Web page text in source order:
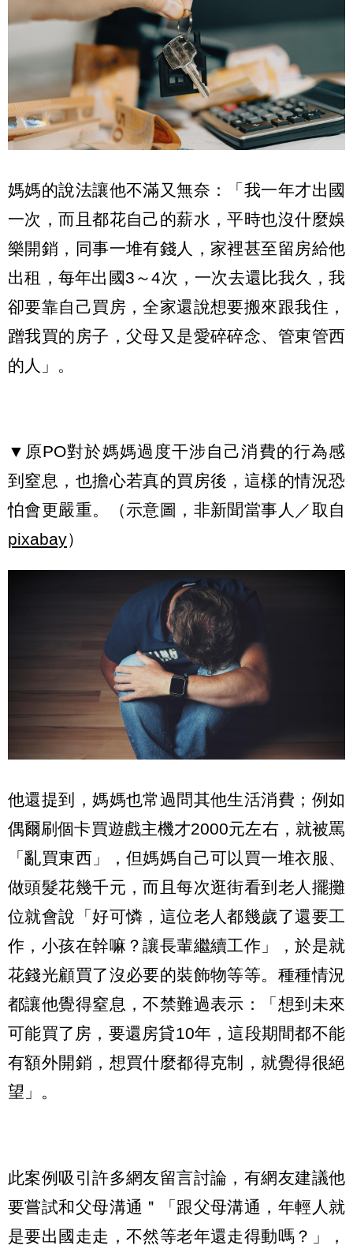
媽媽的說法讓他不滿又無奈：「我一年才出國
一次，而且都花自己的薪水，平時也沒什麼娛
樂開銷，同事一堆有錢人，家裡甚至留房給他
出租，每年出國3～4次，一次去還比我久，我
卻要靠自己買房，全家還說想要搬來跟我住，
蹭我買的房子，父母又是愛碎碎念、管東管西
的人」。
▼原PO對於媽媽過度干涉自己消費的行為感
到窒息，也擔心若真的買房後，這樣的情況恐
怕會更嚴重。（示意圖，非新聞當事人／取自
pixabay）
他還提到，媽媽也常過問其他生活消費；例如
偶爾刷個卡買遊戲主機才2000元左右，就被罵
「亂買東西」，但媽媽自己可以買一堆衣服、
做頭髮花幾千元，而且每次逛街看到老人擺攤
位就會說「好可憐，這位老人都幾歲了還要工
作，小孩在幹嘛？讓長輩繼續工作」，於是就
花錢光顧買了沒必要的裝飾物等等。種種情況
都讓他覺得窒息，不禁難過表示：「想到未來
可能買了房，要還房貸10年，這段期間都不能
有額外開銷，想買什麼都得克制，就覺得很絕
望」。
此案例吸引許多網友留言討論，有網友建議他
要嘗試和父母溝通＂「跟父母溝通，年輕人就
是要出國走走，不然等老年還走得動嗎？」，